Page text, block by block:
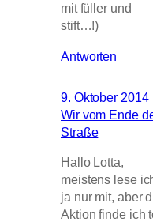
mit füller und
stift…!)
Antworten
9. Oktober 2014
Wir vom Ende
Straße
Hallo Lotta,
meistens lese
ja nur mit, aber
Aktion finde ich